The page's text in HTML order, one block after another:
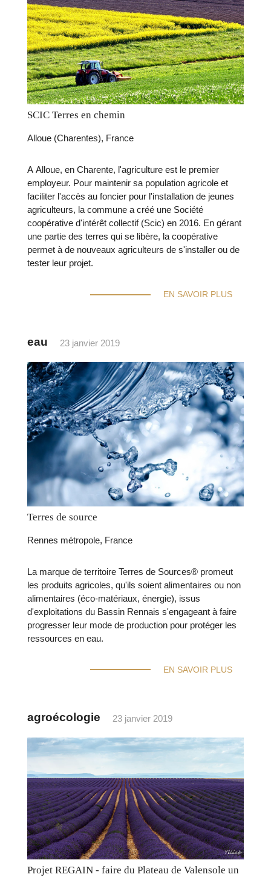
SCIC Terres en chemin
Alloue (Charentes), France
A Alloue, en Charente, l'agriculture est le premier
employeur. Pour maintenir sa population agricole et
faciliter l'accès au foncier pour l'installation de jeunes
agriculteurs, la commune a créé une Société
coopérative d'intérêt collectif (Scic) en 2016. En gérant
une partie des terres qui se libère, la coopérative
permet à de nouveaux agriculteurs de s'installer ou de
tester leur projet.
EN SAVOIR PLUS
23 janvier 2019
eau
Terres de source
Rennes métropole, France
La marque de territoire Terres de Sources® promeut
les produits agricoles, qu'ils soient alimentaires ou non
alimentaires (éco-matériaux, énergie), issus
d'exploitations du Bassin Rennais s'engageant à faire
progresser leur mode de production pour protéger les
ressources en eau.
EN SAVOIR PLUS
23 janvier 2019
agroécologie
Projet REGAIN - faire du Plateau de Valensole un